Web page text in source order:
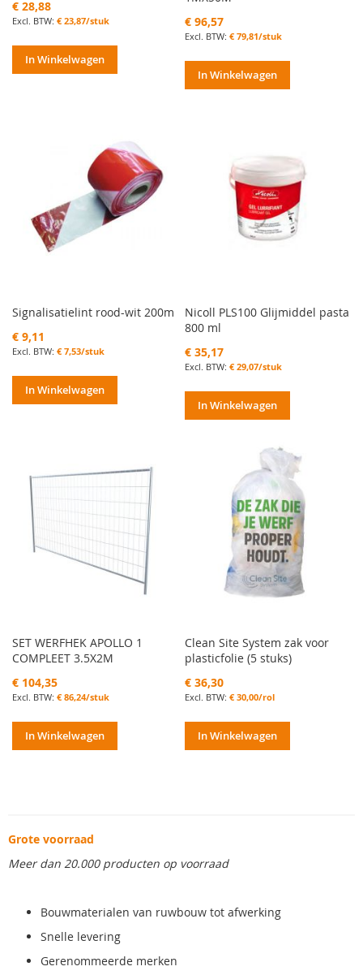
€ 28,88
€ 23,87/stuk
In Winkelwagen
€ 96,57
€ 79,81/stuk
In Winkelwagen
Signalisatielint rood-wit 200m
€ 9,11
€ 7,53/stuk
In Winkelwagen
Nicoll PLS100 Glijmiddel pasta
800 ml
€ 35,17
€ 29,07/stuk
In Winkelwagen
SET WERFHEK APOLLO 1
COMPLEET 3.5X2M
€ 104,35
€ 86,24/stuk
In Winkelwagen
Clean Site System zak voor
plasticfolie (5 stuks)
€ 36,30
€ 30,00/rol
In Winkelwagen
Grote voorraad
Meer dan 20.000 producten op voorraad
Bouwmaterialen van ruwbouw tot afwerking
Snelle levering
Gerenommeerde merken